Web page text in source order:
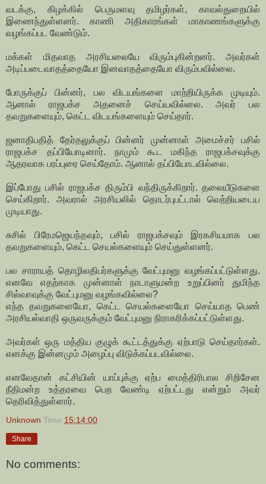
வடக்கு, கிழக்கில் பெருமளவு தமிழர்கள், காவல்துறையில்
இணைந்துள்ளனர். காணி அதிகாரங்கள் மாகாணங்களுக்கு
வழங்கப்பட வேண்டும்.
மக்கள் மிதவாத அரசியலையே விரும்புகின்றனர். அவர்கள்
அடிப்படைவாதத்தையோ இனவாதத்தையோ விரும்பவில்லை.
போருக்குப் பின்னர், பல விடயங்களை மாற்றியிருக்க முடியும்.
ஆனால் ராஜபக்ச அதனைச் செய்யவில்லை. அவர் பல
தவறுகளையும், கெட்ட விடயங்களையும் செய்தார்.
ஜனாதிபதித் தேர்தலுக்குப் பின்னர் முன்னாள் அமைச்சர் பசில்
ராஜபக்ச தப்பியோடினார். நாமும் கூட மகிந்த ராஜபக்சவுக்கு
ஆதரவாக பரப்புரை செய்தோம். ஆனால் தப்பியோடவில்லை.
இப்போது பசில் ராஜபக்ச திரும்பி வந்திருக்கிறார். தலையீடுகளை
செய்கிறார். அவரால் அரசியலில் தொடர்புபட்டால் வெற்றியடைய
முடியாது.
சுசில் பிரேமஜெயந்தவும், பசில் ராஜபக்சவும் இரகசியமாக பல
தவறுகளையும், கெட்ட செயல்களையும் செய்துள்ளனர்.
பல சாராயத் தொழிலதிபர்களுக்கு வேட்புமனு வழங்கப்பட்டுள்ளது.
எனவே எதற்காக முன்னாள் நாடாளுமன்ற உறுப்பினர் துமிந்த
சில்வாவுக்கு வேட்புமனு வழங்கவில்லை?
எந்த தவறுகளையோ, கெட்ட செயல்களையோ செய்யாத பெண்
அரசியல்வாதி ஒருவருக்கும் வேட்புமனு நிராகரிக்கப்பட்டுள்ளது.
அவர்கள் ஒரு மத்திய குழுக் கூட்டத்துக்கு ஏற்பாடு செய்தார்கள்.
எனக்கு இன்னமும் அழைப்பு விடுக்கப்படவில்லை.
எனவேதான் கட்சியின் யாப்புக்கு ஏற்ப மைத்திரிபால சிறிசேன
நீதிமன்ற உத்தரவை பெற வேண்டி ஏற்பட்டது என்றும் அவர்
தெரிவித்துள்ளார்.
Unknown Time 15:14:00
Share
No comments: